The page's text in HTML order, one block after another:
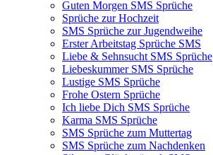
Guten Morgen SMS Sprüche
Sprüche zur Hochzeit
SMS Sprüche zur Jugendweihe
Erster Arbeitstag Sprüche SMS
Liebe & Sehnsucht SMS Sprüche
Liebeskummer SMS Sprüche
Lustige SMS Sprüche
Frohe Ostern Sprüche
Ich liebe Dich SMS Sprüche
Karma SMS Sprüche
SMS Sprüche zum Muttertag
SMS Sprüche zum Nachdenken